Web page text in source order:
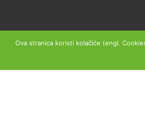
Ova stranica koristi kolačiće (engl.